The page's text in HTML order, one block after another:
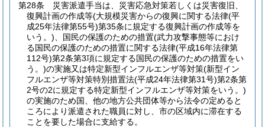
第28条
災害派遣手当は、災害応急対策若しくは災害復旧、
復興計画の作成等(大規模災害からの復興に関する法律(平
成25年法律第55号)第35条に規定する復興計画の作成等を
いう。) 、国民の保護のための措置(武力攻撃事態等におけ
る国民の保護のための措置に関する法律(平成16年法律第
112号)第2条第3項に規定する国民の保護のための措置をい
う。)の実施又は特定新型インフルエンザ等対策(新型イン
フルエンザ等対策特別措置法(平成24年法律第31号)第2条第
2号の2に規定する特定新型インフルエンザ等対策をいう。)
の実施のため国、他の地方公共団体等から法令の定めると
ころにより派遣された職員に対し、市の区域内に滞在する
ことを要した場合に支給する。